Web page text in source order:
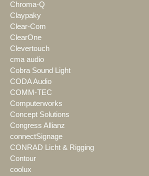
Chroma-Q
Claypaky
Clear-Com
ClearOne
Clevertouch
cma audio
Cobra Sound Light
CODA Audio
COMM-TEC
Computerworks
Concept Solutions
Congress Allianz
connectSignage
CONRAD Licht & Rigging
Contour
coolux